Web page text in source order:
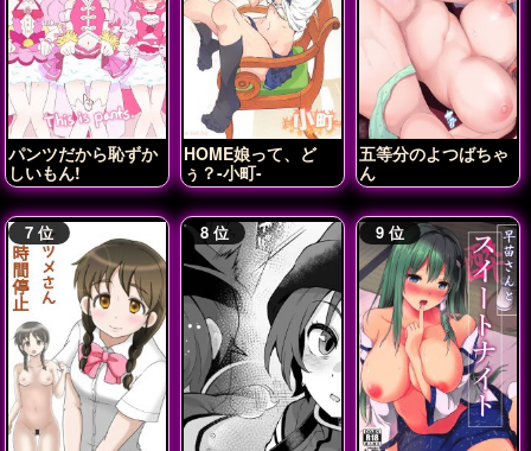
パンツだから恥ずか
しいもん!
HOME娘って、ど
ぅ？-小町-
五等分のよつばちゃ
ん